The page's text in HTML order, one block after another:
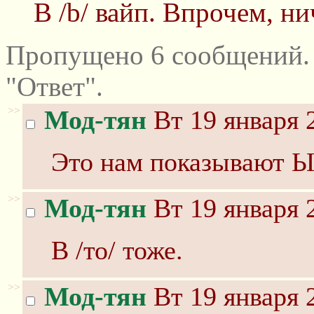
В /b/ вайп. Впрочем,
Пропущено 6
"Ответ".
>> Мод-тян Вт 19 января
Это нам показывают
>> Мод-тян Вт 19 января
В /то/ тоже.
>> Мод-тян Вт 19 января